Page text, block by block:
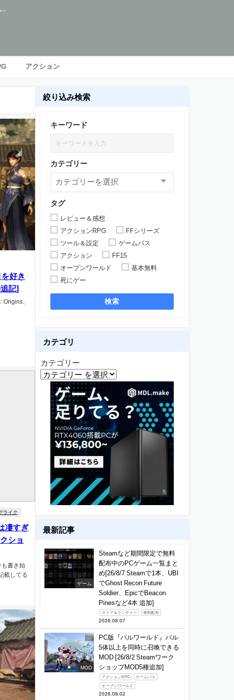
アクション
好き
記]
Origins、
ライク
凄すぎ
ショ
も書き始
載してる
絞り込み検索
キーワード
カテゴリー
タグ
レビュー＆感想
アクションRPG
FFシリーズ
ツール＆設定
ゲームパス
アクション
FF15
オープンワールド
基本無料
死にゲー
検索
カテゴリ
カテゴリー
最新記事
ゲーム
Steamなど期間限定で無料
配布中のPCゲーム一覧まと
め[26/8/7 Steamで1本、UBI
でGhost Recon Future
Soldier、EpicでBeacon
Pinesなど4本 追加]
ストア＆ランチャー 無料配布
2026.08.07
MOD
PC版『パルワールド』パル
5体以上を同時に召喚できる
MOD [26/8/2 Steamワーク
ショップMOD5種追加]
アクションRPG ゲームパス
オープンワールド
2026.08.02